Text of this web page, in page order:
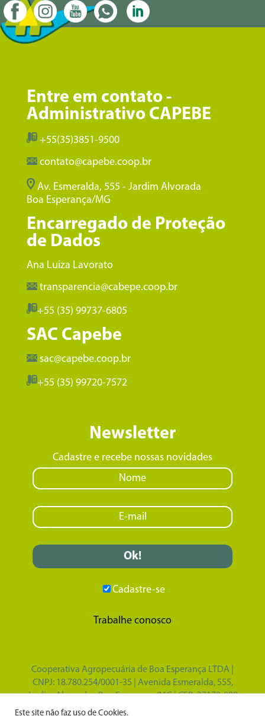
Entre em contato -
Administrativo CAPEBE
+55(35)3851-9500
contato@capebe.coop.br
Av. Esmeralda, 555 - Jardim Alvorada
Boa Esperança/MG
Encarregado de Proteção
de Dados
Ana Luiza Lavorato
transparencia@cabepe.coop.br
+55 (35) 99737-6805
SAC Capebe
sac@capebe.coop.br
+55 (35) 99720-7572
Newsletter
Cadastre e recebe nossas novidades
Cadastre-se
Trabalhe conosco
Cooperativa Agropecuária de Boa Esperança LTDA |
CNPJ: 18.780.254/0001-35 | Avenida Esmeralda, 555,
Jardim Alvorada - Boa Esperança/MG | CEP: 37170-000
Design porTupã Comunicação e Marketing
Este site não faz uso de Cookies.